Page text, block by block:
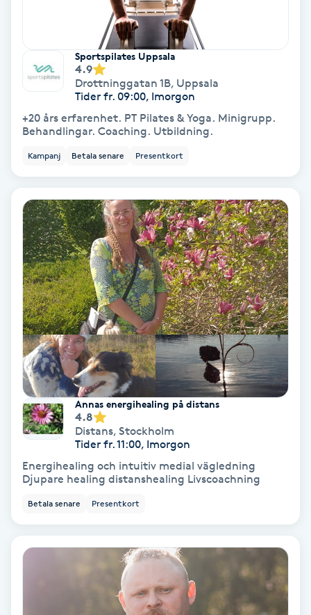
Föning
Gel naglar
Gelenaglar
Gellack med förstärkning
Gravidmassage
Gravidyoga
Gruppträning
Gua Sha-massage
Hatha Yoga
Headspa
Herrklippning
Sportspilates Uppsala
4.9
Drottninggatan 1B, Uppsala
Tider fr. 09:00, Imorgon
+20 års erfarenhet. PT Pilates & Yoga. Minigrupp.
Behandlingar. Coaching. Utbildning.
Kampanj Betala senare Presentkort
Annas energihealing på distans
4.8
Distans, Stockholm
Tider fr. 11:00, Imorgon
Energihealing och intuitiv medial vägledning
Djupare healing distanshealing Livscoachning
Betala senare Presentkort